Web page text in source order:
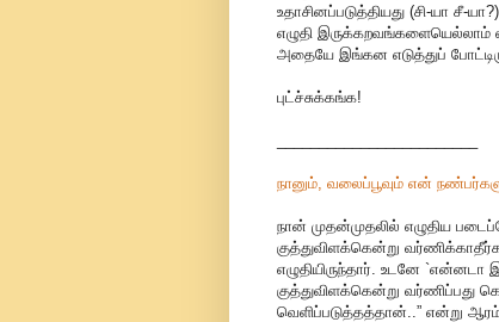
உதாசினப்படுத்தியது (சி-யா சீ-
எழுதி இருக்கறவங்களையெல்லாம்
அதையே இங்கன எடுத்துப்
புட்ச்சுக்கங்க!
நானும், வலைப்பூவும் என்
நான் முதன்முதலில் எழுதிய
குத்துவிளக்கென்று
எழுதியிருந்தார். உடனே
குத்துவிளக்கென்று வர்ணிப்பது
வெளிப்படுத்தத்தான்..” என்று